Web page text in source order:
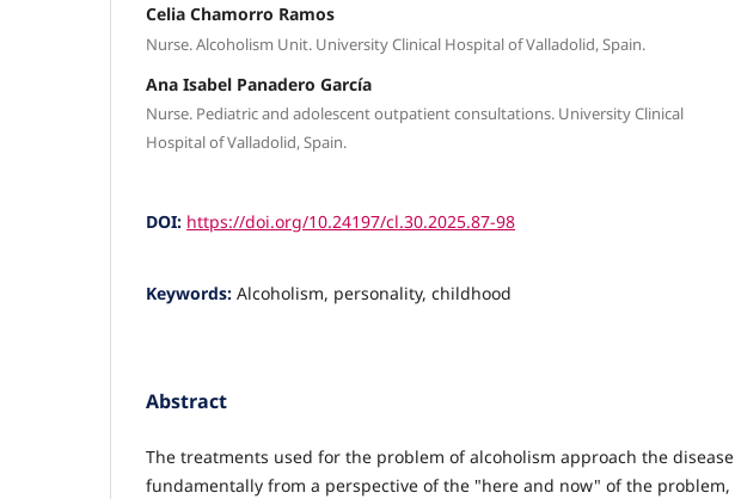
Celia Chamorro Ramos
Nurse. Alcoholism Unit. University Clinical Hospital of Valladolid, Spain.
Ana Isabel Panadero García
Nurse. Pediatric and adolescent outpatient consultations. University Clinical
Hospital of Valladolid, Spain.
DOI: https://doi.org/10.24197/cl.30.2025.87-98
Keywords: Alcoholism, personality, childhood
Abstract
The treatments used for the problem of alcoholism approach the disease
fundamentally from a perspective of the "here and now" of the problem,